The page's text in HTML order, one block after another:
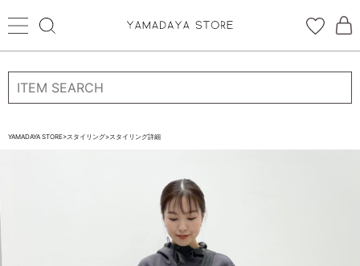
ログイン 新規会員登録
STORE BRAND・LABELから探す
YAMADAYA STORE>スタイリング>スタイリング詳細
ログイン